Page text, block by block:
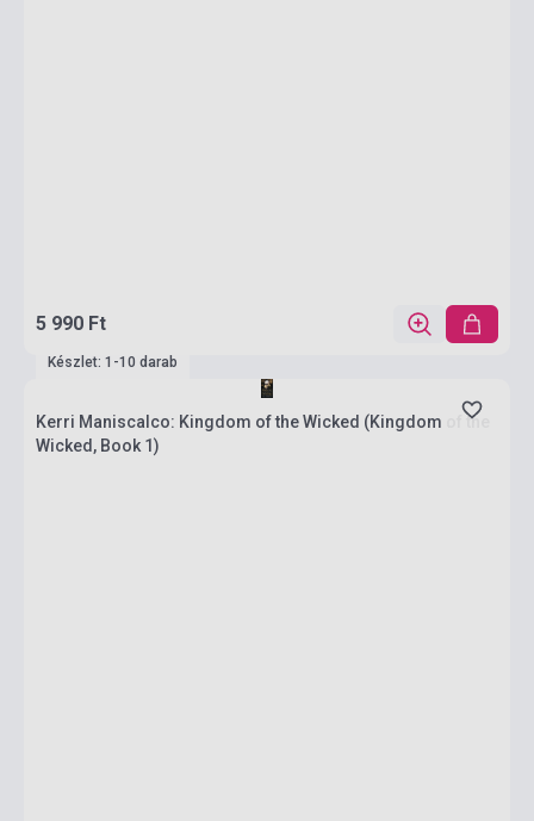
5 990 Ft
Készlet: 1-10 darab
Kerri Maniscalco: Kingdom of the Wicked (Kingdom of the
Wicked, Book 1)